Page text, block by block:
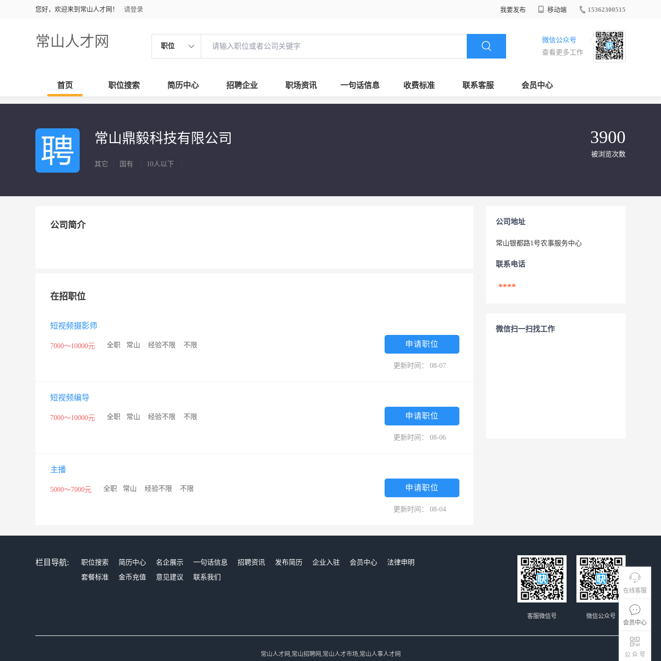
您好，欢迎来到常山人才网！ 请登录 我要发布 移动端 15362300515
常山人才网 职位
微信公众号
查看更多工作
首页 职位搜索 简历中心 招聘企业 职场资讯 一句话信息 收费标准 联系客服 会员中心
在线客服
会员中心
公 众 号
常山鼎毅科技有限公司
其它 国有 10人以下
3900
被浏览次数
公司简介
在招职位
短视频摄影师
7000～10000元 全职 常山 经验不限 不限 申请职位
更新时间： 08-07
短视频编导
7000～10000元 全职 常山 经验不限 不限 申请职位
更新时间： 08-06
主播
5000～7000元 全职 常山 经验不限 不限 申请职位
更新时间： 08-04
公司地址
常山银都路1号农事服务中心
联系电话
****
微信扫一扫找工作
栏目导航: 职位搜索 简历中心 名企展示 一句话信息 招聘资讯 发布简历 企业入驻 会员中心
法律申明
套餐标准
金币充值 意见建议 联系我们
微信公众号
客服微信号
常山人才网,常山招聘网,常山人才市场,常山人事人才网